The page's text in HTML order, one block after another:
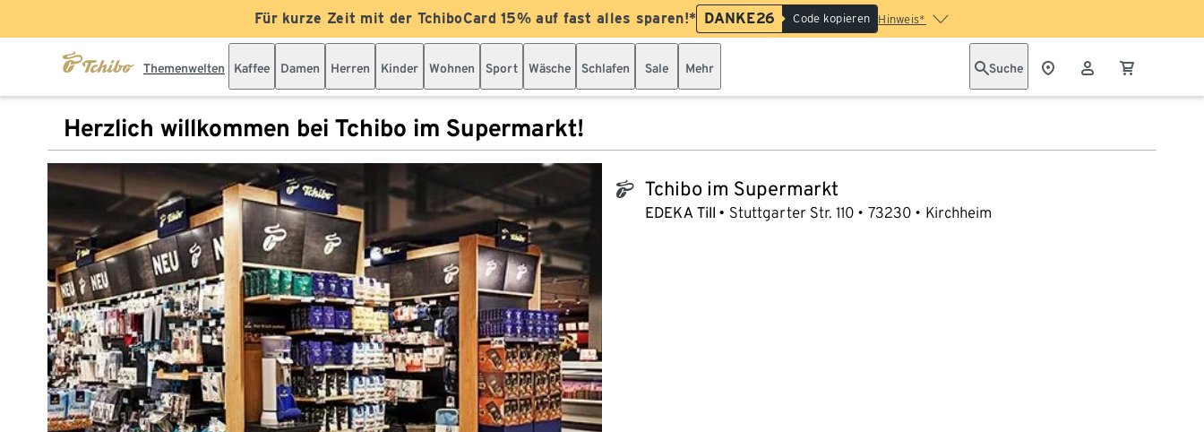
Für kurze Zeit mit der TchiboCard 15% auf fast alles sparen!* DANKE26 Code kopieren Hinweis*
Themenwelten Kaffee Damen Herren Kinder Wohnen Sport Wäsche Schlafen Sale Mehr Suche
Herzlich willkommen bei Tchibo im Supermarkt!
tchibo_logo Tchibo im Supermarkt
EDEKA Till Stuttgarter Str. 110 73230 Kirchheim